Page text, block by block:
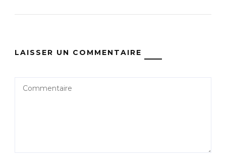
LAISSER UN COMMENTAIRE